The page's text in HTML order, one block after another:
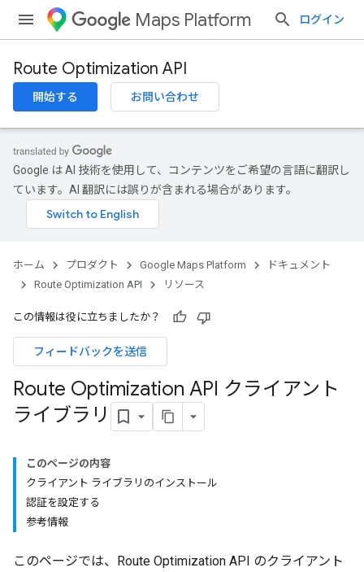
Maps Platform ログイン
Route Optimization API
開始する お問い合わせ
Google は AI 技術を使用して、コンテンツをご希望の言語に翻訳し
ています。AI 翻訳には誤りが含まれる場合があります。
ホーム プロダクト Google Maps Platform
ドキュメント
Route Optimization API
リソース
この情報は役に立ちましたか？
フィードバックを送信
Route Optimization API クライアント
ライブラリ
このページの内容
クライアント ライブラリのインストール
認証を設定する
参考情報
このページでは、Route Optimization API のクライアント